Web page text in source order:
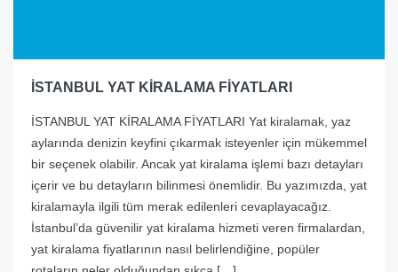
İSTANBUL YAT KİRALAMA FİYATLARI
İSTANBUL YAT KİRALAMA FİYATLARI Yat kiralamak, yaz
aylarında denizin keyfini çıkarmak isteyenler için mükemmel
bir seçenek olabilir. Ancak yat kiralama işlemi bazı detayları
içerir ve bu detayların bilinmesi önemlidir. Bu yazımızda, yat
kiralamayla ilgili tüm merak edilenleri cevaplayacağız.
İstanbul’da güvenilir yat kiralama hizmeti veren firmalardan,
yat kiralama fiyatlarının nasıl belirlendiğine, popüler